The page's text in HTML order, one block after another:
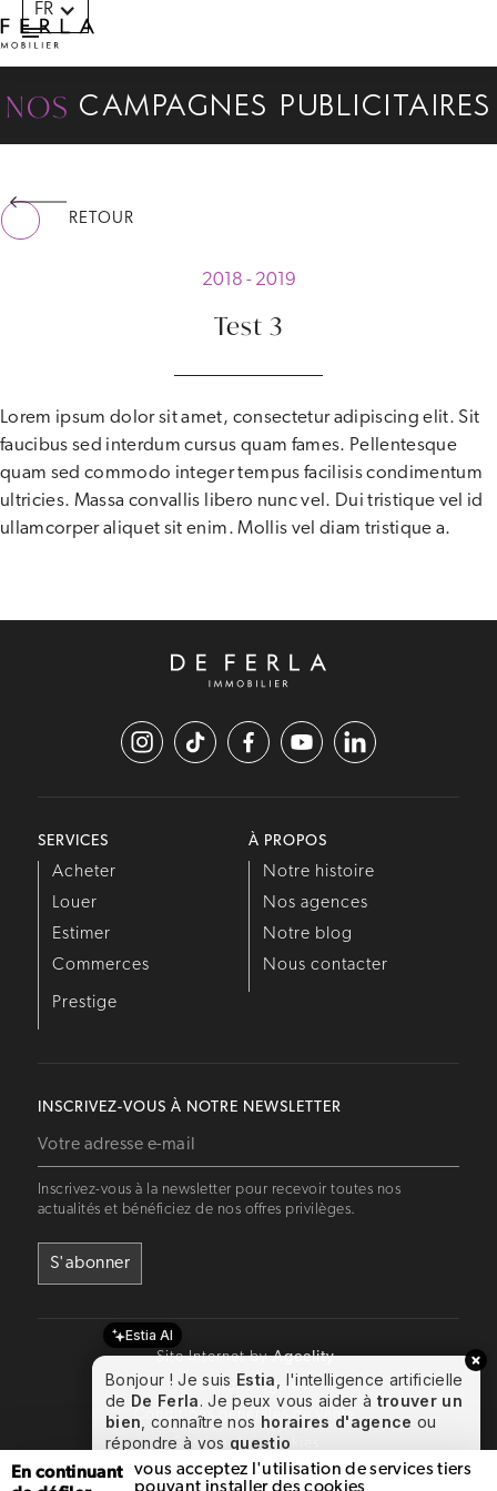
FR
NOS CAMPAGNES PUBLICITAIRES
RETOUR
2018 - 2019
Test 3
Lorem ipsum dolor sit amet, consectetur adipiscing elit. Sit
faucibus sed interdum cursus quam fames. Pellentesque
quam sed commodo integer tempus facilisis condimentum
ultricies. Massa convallis libero nunc vel. Dui tristique vel id
ullamcorper aliquet sit enim. Mollis vel diam tristique a.
SERVICES
Acheter
Louer
Estimer
Commerces
Prestige
À PROPOS
Notre histoire
Nos agences
Notre blog
Nous contacter
INSCRIVEZ-VOUS À NOTRE NEWSLETTER
Inscrivez-vous à la newsletter pour recevoir toutes nos
actualités et bénéficiez de nos offres privilèges.
Site Internet by Ageelity
Mentions légales
Conditions générales de vente
Gestion des cookies
Panneau de gestion des cookies
En continuant
vous acceptez l'utilisation de services tiers
Bonjour ! Je suis Estia
, l'intelligence artificielle
de De Ferla. Je peux vous aider à trouver un
bien , connaître nos horaires d'agence ou
répondre à vos questions s
Estia AI